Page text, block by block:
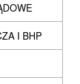
I BHP